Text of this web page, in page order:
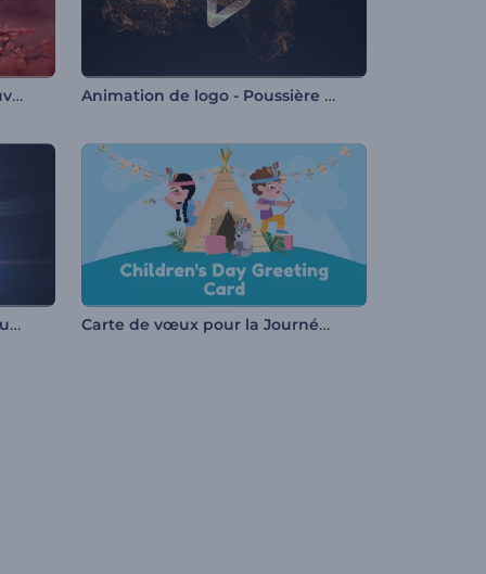
Introduction onirique au Nouvel An chinois Animation de logo - Poussière d'or
Animation de logo - Traînée lumineuse rapide Carte de vœux pour la Journée des enfants